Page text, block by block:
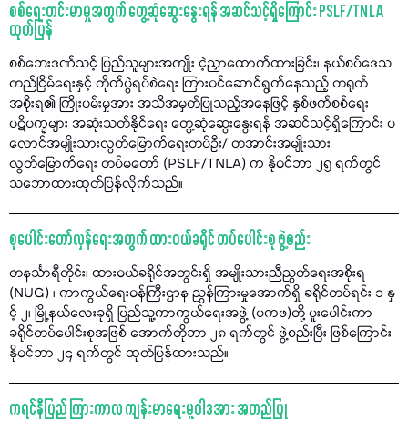
စစ်ရေးတင်းမာမှုအတွက် တွေ့ဆုံဆွေးနွေးရန် အဆင်သင့်ရှိကြောင်း PSLF/TNLA
ထုတ်ပြန်
စစ်ဘေးဒဏ်သင့် ပြည်သူများအကျိုး ငဲ့ညှာထောက်ထားခြင်း၊ နယ်စပ်ဒေသ
တည်ငြိမ်ရေးနှင့် တိုက်ပွဲရပ်စဲရေး ကြားဝင်ဆောင်ရွက်နေသည့် တရုတ်
အစိုးရ၏ ကြိုးပမ်းမှုအား အသိအမှတ်ပြုသည့်အနေဖြင့် နှစ်ဖက်စစ်ရေး
ပဋိပက္ခများ အဆုံးသတ်နိုင်ရေး တွေ့ဆုံဆွေးနွေးရန် အဆင်သင့်ရှိကြောင်း ပ
လောင်အမျိုးသားလွတ်မြောက်ရေးတပ်ဦး/ တအာင်းအမျိုးသား
လွတ်မြောက်ရေး တပ်မတော် (PSLF/TNLA) က နိုဝင်ဘာ ၂၅ ရက်တွင်
သဘောထားထုတ်ပြန်လိုက်သည်။
စုပေါင်းတော်လှန်ရေးအတွက် ထားဝယ်ခရိုင် တပ်ပေါင်းစု ဖွဲ့စည်း
တနင်္သာရီတိုင်း၊ ထားဝယ်ခရိုင်အတွင်းရှိ အမျိုးသားညီညွတ်ရေးအစိုးရ
(NUG) ၊ ကာကွယ်ရေးဝန်ကြီးဌာန ညွှန်ကြားမှုအောက်ရှိ ခရိုင်တပ်ရင်း ၁ နှ
င့် ၂၊ မြို့နယ်လေးခုရှိ ပြည်သူ့ကာကွယ်ရေးအဖွဲ့ (ပကဖ)တို့ ပူးပေါင်းကာ
ခရိုင်တပ်ပေါင်းစုအဖြစ် အောက်တိုဘာ ၂၈ ရက်တွင် ဖွဲ့စည်းပြီး ဖြစ်ကြောင်း
နိုဝင်ဘာ ၂၄ ရက်တွင် ထုတ်ပြန်ထားသည်။
ကရင်နီပြည် ကြားကာလ ကျန်းမာရေးမူဝါဒအား အတည်ပြု